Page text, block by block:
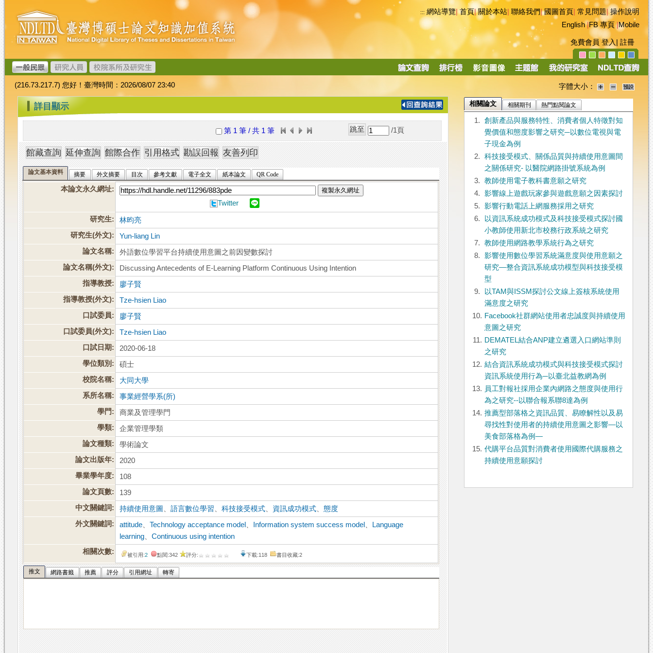
跳
到
主
要
內
容
臺
灣
博
碩
士
論
文
加
值
系
統
::: 網站導覽|首頁|關於本站 聯絡我們|國圖首頁 常見問題|操作說明
English|FB 專頁|Mobile
免費會員 登入 註冊
導
(216.73.217.7) 您好！臺灣時間：2026/08/07 23:40 字體大小：
::: 詳目顯示
第 1 筆 / 共 1 筆 /1 頁
論文基本資料 摘要 外文摘要 目次 參考文獻 電子全文 紙本論文 QR Code
本論文永久網址: 複製永久網址
Twitter
研究生:
林昀亮
研究生(外文):
Yun-liang Lin
論文名稱:
外語數位學習平台持續使用意圖之前因變數探討
論文名稱(外文):
Discussing Antecedents of E-Learning Platform Continuous Using Intention
指導教授:
廖子賢
指導教授(外文):
Tze-hsien Liao
口試委員:
廖子賢
口試委員(外文):
Tze-hsien Liao
口試日期:
2020-06-18
學位類別:
碩士
校院名稱:
大同大學
系所名稱:
事業經營學系(所)
學門:
商業及管理學門
學類:
企業管理學類
論文種類:
學術論文
論文出版年:
2020
畢業學年度:
108
論文頁數:
139
中文關鍵詞:
持續使用意圖 、語言數位學習 、科技接受模式 資訊成功模式 、態度
外文關鍵詞:
attitude 、Technology acceptance model Information system success model
Language
learning 、Continuous using intention
相關次數:
被引用:2 點閱:342 評分: 下載:118 書目收藏:2
推文 網路書籤 推薦 評分 引用網址 轉寄
相關論文 相關期刊 熱門點閱論文
1.
創新產品與服務特性、消費者個人特徵對知
覺價值和態度影響之研究─以數位電視與電
子現金為例
2.
科技接受模式、關係品質與持續使用意圖間
之關係研究- 以醫院網路掛號系統為例
3.
教師使用電子教科書意願之研究
4.
影響線上遊戲玩家參與遊戲意願之因素探討
5.
影響行動電話上網服務採用之研究
6.
以資訊系統成功模式及科技接受模式探討國
小教師使用新北市校務行政系統之研究
7.
教師使用網路教學系統行為之研究
8.
影響使用數位學習系統滿意度與使用意願之
研究—整合資訊系統成功模型與科技接受模
型
9.
以TAM與ISSM探討公文線上簽核系統使用
滿意度之研究
10. Facebook社群網站使用者忠誠度與持續使用
意圖之研究
11. DEMATEL結合ANP建立遴選入口網站準則
之研究
12. 結合資訊系統成功模式與科技接受模式探討
資訊系統使用行為─以臺北益教網為例
13. 員工對報社採用企業內網路之態度與使用行
為之研究--以聯合報系聯8達為例
14. 推薦型部落格之資訊品質、易瞭解性以及易
尋找性對使用者的持續使用意圖之影響—以
美食部落格為例—
15. 代購平台品質對消費者使用國際代購服務之
持續使用意願探討